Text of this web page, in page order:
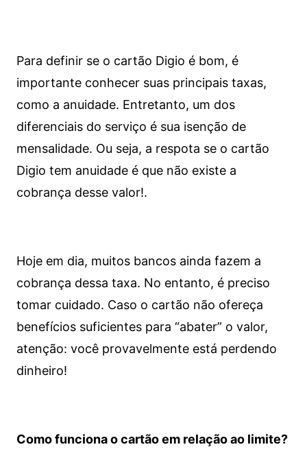
Para definir se o cartão Digio é bom, é
importante conhecer suas principais taxas,
como a anuidade. Entretanto, um dos
diferenciais do serviço é sua isenção de
mensalidade. Ou seja, a respota se o cartão
Digio tem anuidade é que não existe a
cobrança desse valor!.
Hoje em dia, muitos bancos ainda fazem a
cobrança dessa taxa. No entanto, é preciso
tomar cuidado. Caso o cartão não ofereça
benefícios suficientes para “abater” o valor,
atenção: você provavelmente está perdendo
dinheiro!
Como funciona o cartão em relação ao limite?